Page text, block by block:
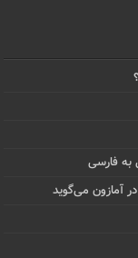
به فارسی
آمازون می‌گوید